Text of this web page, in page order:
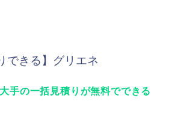
できる】グリエネ
手の一括見積りが無料でできる